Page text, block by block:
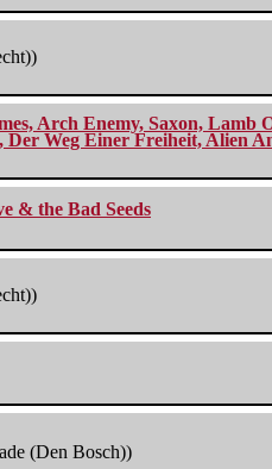
Arch Enemy, Saxon,
Der Weg Einer Freiheit, Alien
& the Bad Seeds
(Den Bosch))